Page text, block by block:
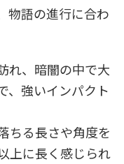
物語の進行に合わ
れ、暗闇の中で大
、強いインパクト
ちる長さや角度を
上に長く感じられ